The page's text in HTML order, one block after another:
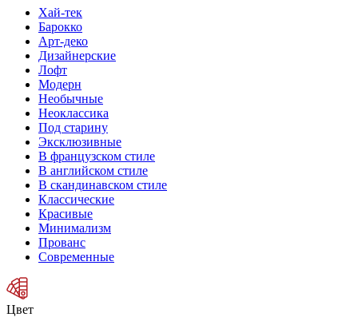
Хай-тек
Барокко
Арт-деко
Дизайнерские
Лофт
Модерн
Необычные
Неоклассика
Под старину
Эксклюзивные
В французском стиле
В английском стиле
В скандинавском стиле
Классические
Красивые
Минимализм
Прованс
Современные
Цвет